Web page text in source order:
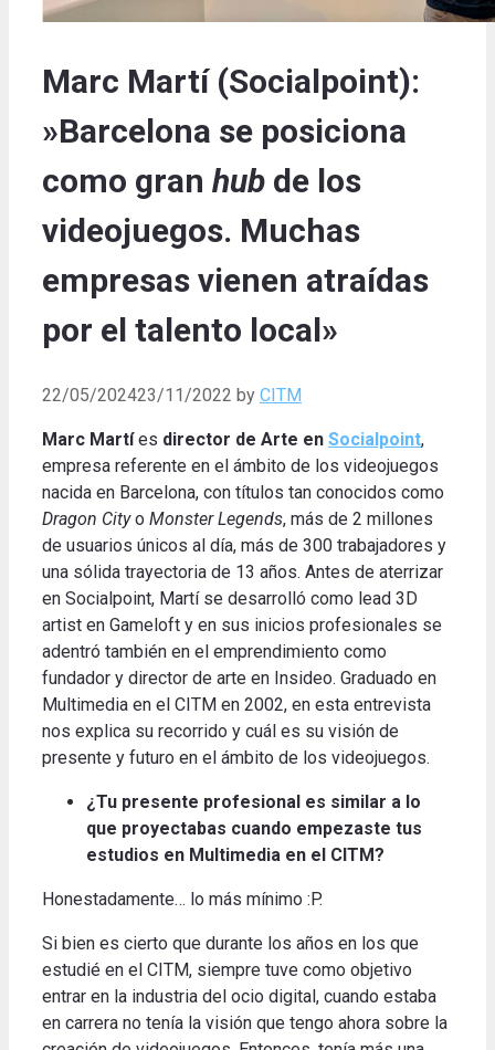
Marc Martí (Socialpoint):
»Barcelona se posiciona
como gran hub de los
videojuegos. Muchas
empresas vienen atraídas
por el talento local»
22/05/202423/11/2022 by CITM
Marc Martíes director de Arte en Socialpoint,
empresa referente en el ámbito de los videojuegos
nacida en Barcelona, con títulos tan conocidos como
Dragon Cityo Monster Legends, más de 2 millones
de usuarios únicos al día, más de 300 trabajadores y
una sólida trayectoria de 13 años. Antes de aterrizar
en Socialpoint, Martí se desarrolló como lead 3D
artist en Gameloft y en sus inicios profesionales se
adentró también en el emprendimiento como
fundador y director de arte en Insideo. Graduado en
Multimedia en el CITM en 2002, en esta entrevista
nos explica su recorrido y cuál es su visión de
presente y futuro en el ámbito de los videojuegos.
¿Tu presente profesional es similar a lo
que proyectabas cuando empezaste tus
estudios en Multimedia en el CITM?
Honestadamente… lo más mínimo :P.
Si bien es cierto que durante los años en los que
estudié en el CITM, siempre tuve como objetivo
entrar en la industria del ocio digital, cuando estaba
en carrera no tenía la visión que tengo ahora sobre la